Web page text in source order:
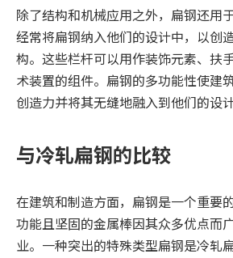
除了结构和机械应用之外，扁钢还用
经常将扁钢纳入他们的设计中，以创
构。这些栏杆可以用作装饰元素、扶
术装置的组件。扁钢的多功能性使建
创造力并将其无缝地融入到他们的设计
与冷轧扁钢的比较
在建筑和制造方面，扁钢是一个重要
功能且坚固的金属棒因其众多优点而
业。一种突出的特殊类型扁钢是冷轧扁